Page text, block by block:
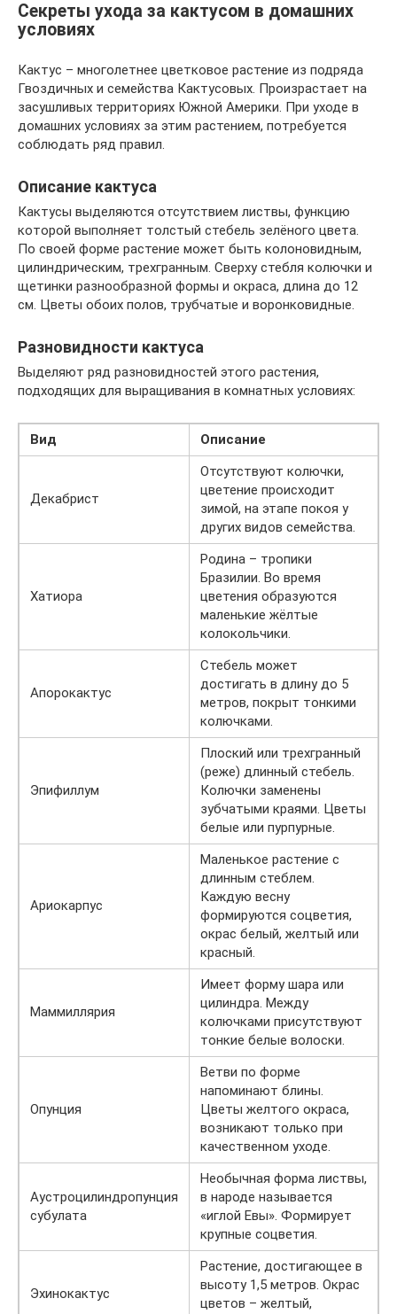
Секреты ухода за кактусом в домашних
условиях
Кактус – многолетнее цветковое растение из подряда
Гвоздичных и семейства Кактусовых. Произрастает на
засушливых территориях Южной Америки. При уходе в
домашних условиях за этим растением, потребуется
соблюдать ряд правил.
Описание кактуса
Кактусы выделяются отсутствием листвы, функцию
которой выполняет толстый стебель зелёного цвета.
По своей форме растение может быть колоновидным,
цилиндрическим, трехгранным. Сверху стебля колючки и
щетинки разнообразной формы и окраса, длина до 12
см. Цветы обоих полов, трубчатые и воронковидные.
Разновидности кактуса
Выделяют ряд разновидностей этого растения,
подходящих для выращивания в комнатных условиях:
Вид Описание
Декабрист
Отсутствуют колючки,
цветение происходит
зимой, на этапе покоя у
других видов семейства.
Хатиора
Родина – тропики
Бразилии. Во время
цветения образуются
маленькие жёлтые
колокольчики.
Апорокактус
Стебель может
достигать в длину до 5
метров, покрыт тонкими
колючками.
Эпифиллум
Плоский или трехгранный
(реже) длинный стебель.
Колючки заменены
зубчатыми краями. Цветы
белые или пурпурные.
Ариокарпус
Маленькое растение с
длинным стеблем.
Каждую весну
формируются соцветия,
окрас белый, желтый или
красный.
Маммиллярия
Имеет форму шара или
цилиндра. Между
колючками присутствуют
тонкие белые волоски.
Опунция
Ветви по форме
напоминают блины.
Цветы желтого окраса,
возникают только при
качественном уходе.
Аустроцилиндропунция
субулата
Необычная форма листвы,
в народе называется
«иглой Евы». Формирует
крупные соцветия.
Эхинокактус
Растение, достигающее в
высоту 1,5 метров. Окрас
цветов – желтый,